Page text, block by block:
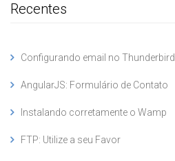
Recentes
Configurando email no Thunderbird
AngularJS: Formulário de Contato
Instalando corretamente o Wamp
FTP: Utilize a seu Favor